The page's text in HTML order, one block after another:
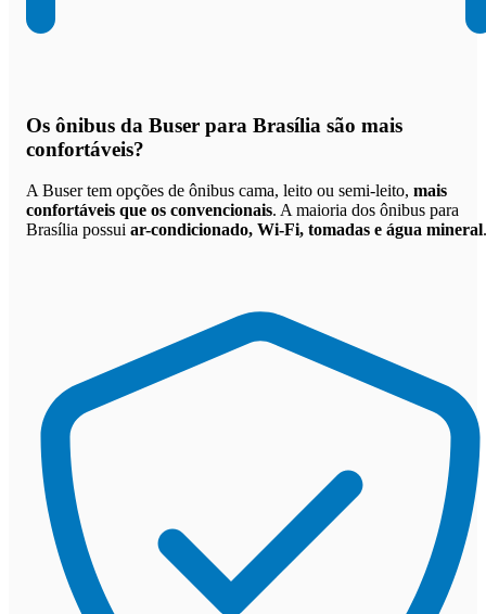
Os ônibus da Buser para Brasília são mais
confortáveis?
A Buser tem opções de ônibus cama, leito ou semi-leito, mais
confortáveis que os convencionais. A maioria dos ônibus para
Brasília possui ar-condicionado, Wi-Fi, tomadas e água mineral.